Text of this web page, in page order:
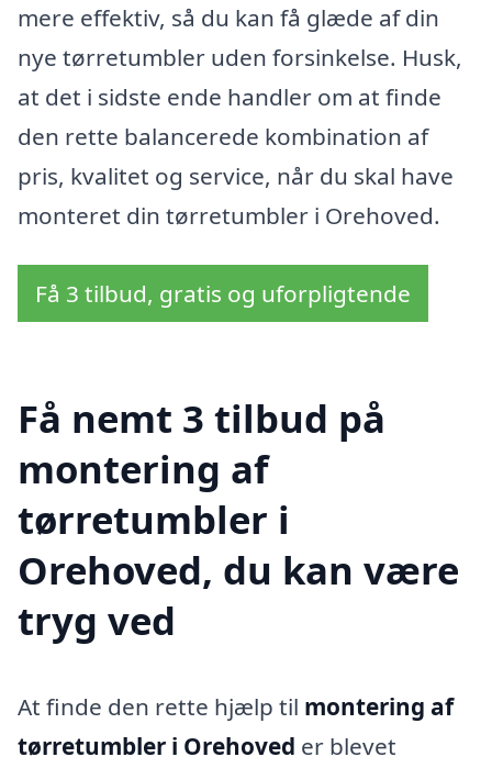
mere effektiv, så du kan få glæde af din
nye tørretumbler uden forsinkelse. Husk,
at det i sidste ende handler om at finde
den rette balancerede kombination af
pris, kvalitet og service, når du skal have
monteret din tørretumbler i Orehoved.
Få 3 tilbud, gratis og uforpligtende
Få nemt 3 tilbud på
montering af
tørretumbler i
Orehoved, du kan være
tryg ved
At finde den rette hjælp til montering af
tørretumbler i Orehoved er blevet